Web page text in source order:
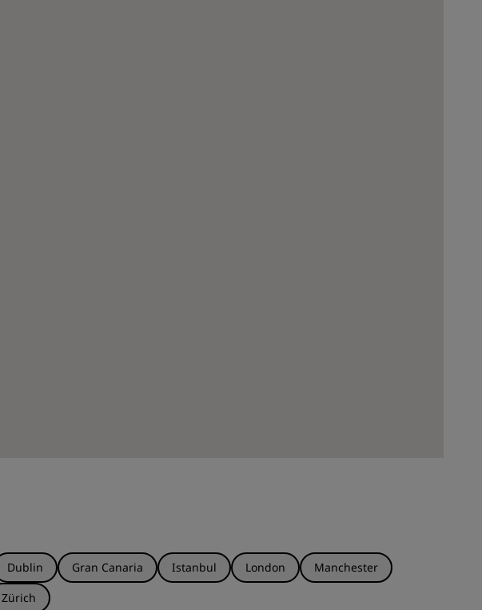
Dublin Gran Canaria Istanbul London
Manchester
Zürich